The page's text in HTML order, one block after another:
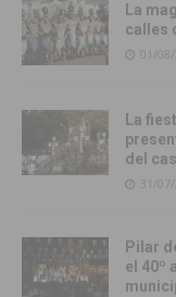
La
calles
01/
La
del
31/
Pilar
el 40º